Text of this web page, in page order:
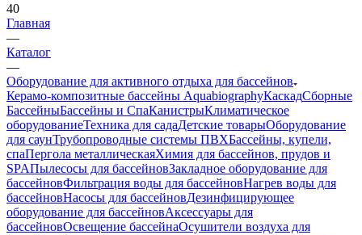
40
Главная
—
Каталог
—
Оборудование для активного отдыха для бассейнов
Керамо-композитные бассейны AquabiographyКаскадСборные
БассейныБассейны и СпаКанистрыКлиматическое
оборудованиеТехника для садаДетские товарыОборудование
для саунТрубопроводные системы ПВХБассейны, купели,
спаПергола металлическаяХимия для бассейнов, прудов и
SPAПылесосы для бассейновЗакладное оборудование для
бассейновФильтрация воды для бассейновНагрев воды для
бассейновНасосы для бассейновДезинфицирующее
оборудование для бассейновАксессуары для
бассейновОсвещение бассейнаОсушители воздуха для